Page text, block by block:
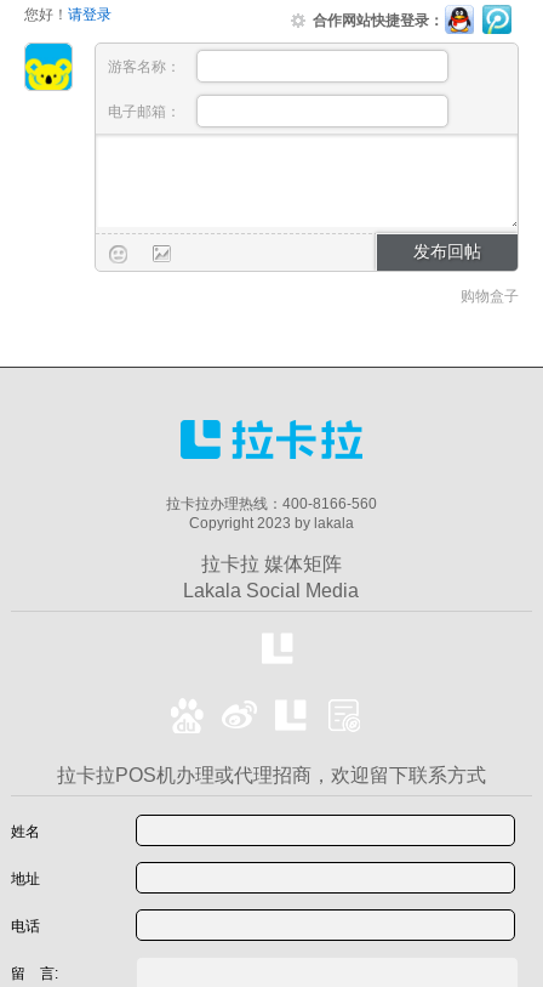
您好！ 请登录 合作网站快捷登录：
游客名称：
电子邮箱：
购物盒子
拉卡拉办理热线：400-8166-560
Copyright 2023 by lakala
拉卡拉 媒体矩阵
Lakala Social Media
拉卡拉POS机办理或代理招商，欢迎留下联系方式
姓名
地址
电话
留 言: